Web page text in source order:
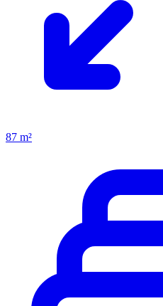
87 m²